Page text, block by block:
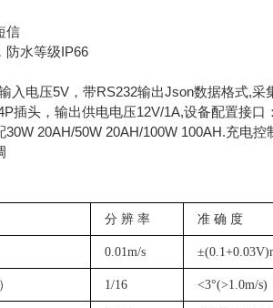
信
水等级IP66
电压5V，带RS232输出Json数据格式,采
头，输出供电电压12V/1A,设备配置接口
20AH/50W 20AH/100W 100AH.充电控
分 辨 率 准 确 度
0.01m/s
1/16 <3°(>1.0m/s)